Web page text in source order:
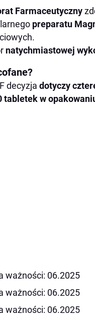
Farmaceutyczny
preparatu
natychmiastowej
decyzja dotyczy
tabletek w
ważności: 06.2025
ważności: 06.2025
ważności: 06.2025